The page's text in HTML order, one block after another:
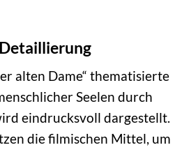
alten Dame“ thematisierte
Seelen durch
eindrucksvoll dargestellt.
die filmischen Mittel, um